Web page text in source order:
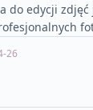
do edycji zdjęć
26